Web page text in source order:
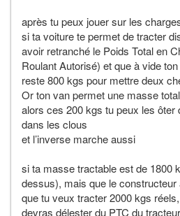
après tu peux jouer sur les
si ta voiture te permet de tracter
avoir retranché le Poids Total en
Roulant Autorisé) et que à vide
reste 800 kgs pour mettre deux
Or ton van permet une masse
alors ces 200 kgs tu peux les ôter
dans les clous
et l’inverse marche aussi
si ta masse tractable est de 1800
dessus), mais que le
que tu veux tracter 2000 kgs
devras délester du PTC du